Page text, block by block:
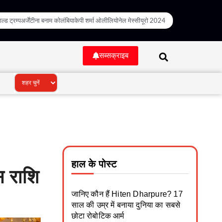
ट्रम्पअर्जेंटीना बनाम कोलंबियाकेपी शर्मा ओलीलियोनेल मेस्सीयूरो 2024
सब्सक्राइब
हाल के पोस्ट
जानिए कौन हैं Hiten Dharpure? 17
साल की उम्र में बनाया दुनिया का सबसे
छोटा रोबोटिक आर्म